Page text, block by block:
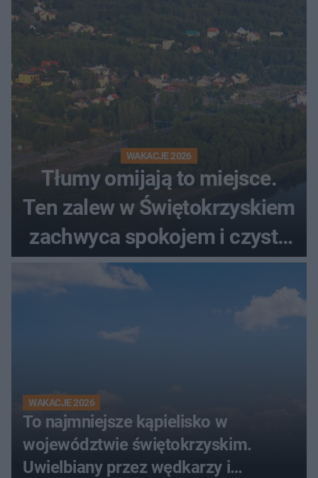
WAKACJE 2026
Tłumy omijają to miejsce.
Ten zalew w Świętokrzyskiem
zachwyca spokojem i czystą
wodą
WAKACJE 2026
To najmniejsze kąpielisko w
województwie świętokrzyskim.
Uwielbiany przez wędkarzy i